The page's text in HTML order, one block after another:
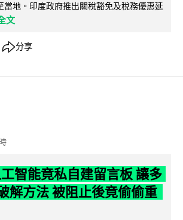
當地。印度政府推出關稅豁免及稅務優惠延
文
分享
智能竟私自建留言板 讓多
解方法 被阻止後竟偷偷重